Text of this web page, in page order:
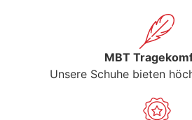
MBT
Unsere Schuhe bieten